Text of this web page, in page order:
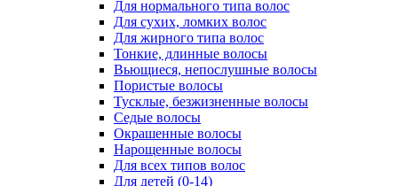
Для нормального типа волос
Для сухих, ломких волос
Для жирного типа волос
Тонкие, длинные волосы
Вьющиеся, непослушные волосы
Пористые волосы
Тусклые, безжизненные волосы
Седые волосы
Окрашенные волосы
Нарощенные волосы
Для всех типов волос
Для детей (0-14)